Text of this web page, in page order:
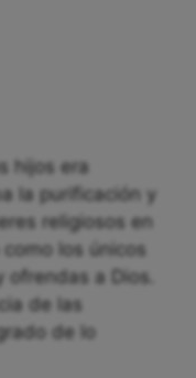
hijos era
la purificación y
religiosos en
los únicos
a Dios.
de las
de lo